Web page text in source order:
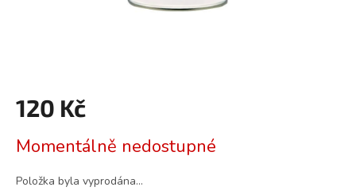
120 Kč
cena:
Momentálně nedostupné
Položka byla vyprodána…